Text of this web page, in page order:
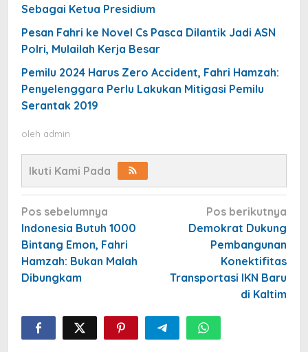
Sebagai Ketua Presidium
Pesan Fahri ke Novel Cs Pasca Dilantik Jadi ASN
Polri, Mulailah Kerja Besar
Pemilu 2024 Harus Zero Accident, Fahri Hamzah:
Penyelenggara Perlu Lakukan Mitigasi Pemilu
Serantak 2019
oleh admin
Ikuti Kami Pada
Navigasi
pos
Pos sebelumnya
Indonesia Butuh 1000
Bintang Emon, Fahri
Hamzah: Bukan Malah
Dibungkam
Pos berikutnya
Demokrat Dukung
Pembangunan
Konektifitas
Transportasi IKN Baru
di Kaltim